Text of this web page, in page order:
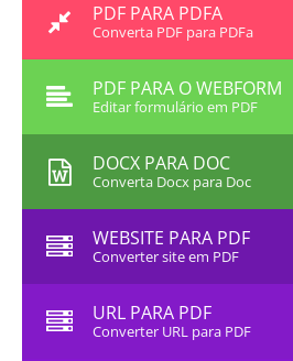
PDF PARA PDFA
Converta PDF para PDFa
PDF PARA O WEBFORM
Editar formulário em PDF
DOCX PARA DOC
Converta Docx para Doc
WEBSITE PARA PDF
Converter site em PDF
URL PARA PDF
Converter URL para PDF